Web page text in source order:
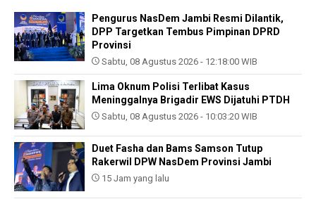
Pengurus NasDem Jambi Resmi Dilantik,
DPP Targetkan Tembus Pimpinan DPRD
Provinsi
Sabtu, 08 Agustus 2026 - 12:18:00 WIB
Lima Oknum Polisi Terlibat Kasus
Meninggalnya Brigadir EWS Dijatuhi PTDH
Sabtu, 08 Agustus 2026 - 10:03:20 WIB
Duet Fasha dan Bams Samson Tutup
Rakerwil DPW NasDem Provinsi Jambi
15 Jam yang lalu